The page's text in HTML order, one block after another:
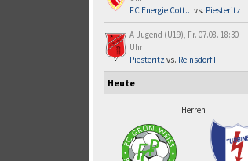
FC Energie Cott... vs. Piesteritz
A-Jugend (U19), Fr. 07.08. 18:30
Uhr
Piesteritz vs. Reinsdorf II
Heute
Herren